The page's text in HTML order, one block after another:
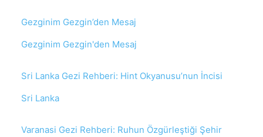
Gezginim Gezgin’den Mesaj
In relation to
Gezginim Gezgin'den Mesaj
Sri Lanka Gezi Rehberi: Hint Okyanusu’nun İncisi
In relation to
Sri Lanka
Varanasi Gezi Rehberi: Ruhun Özgürleştiği Şehir